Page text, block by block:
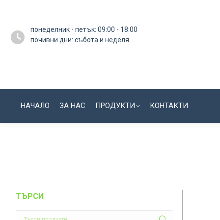
понеделник - петък: 09:00 - 18:00
почивни дни: събота и неделя
НАЧАЛО ЗА НАС ПРОДУКТИ КОНТАКТИ
ТЪРСИ